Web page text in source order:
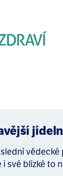
své blízké to